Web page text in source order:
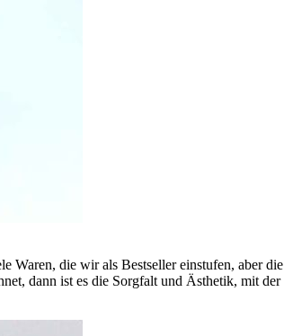
Waren, die wir als Bestseller einstufen, aber die
dann ist es die Sorgfalt und Ästhetik, mit der